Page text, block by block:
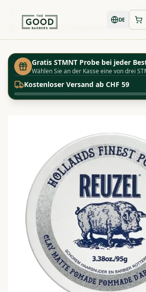
DE
Startseite
Shop Reuzel Clay Matte Pomade -
Gratis STMNT Probe bei jeder
Wählen Sie an der Kasse eine von drei
Kostenloser Versand ab CHF 59